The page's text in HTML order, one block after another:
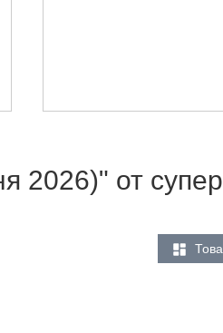
2026)" от
